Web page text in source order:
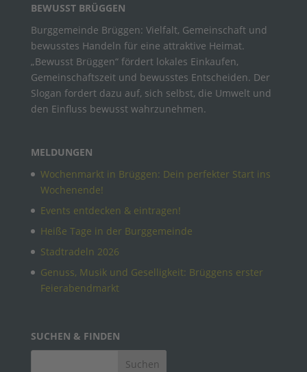
BEWUSST BRÜGGEN
Burggemeinde Brüggen: Vielfalt, Gemeinschaft und
bewusstes Handeln für eine attraktive Heimat.
„Bewusst Brüggen“ fördert lokales Einkaufen,
Gemeinschaftszeit und bewusstes Entscheiden. Der
Slogan fordert dazu auf, sich selbst, die Umwelt und
den Einfluss bewusst wahrzunehmen.
MELDUNGEN
Wochenmarkt in Brüggen: Dein perfekter Start ins
Wochenende!
Events entdecken & eintragen!
Heiße Tage in der Burggemeinde
Stadtradeln 2026
Genuss, Musik und Geselligkeit: Brüggens erster
Feierabendmarkt
SUCHEN & FINDEN